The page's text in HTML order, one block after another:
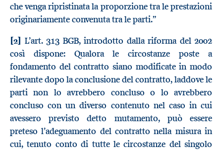
che venga ripristinata la proporzione tra le prestazioni
originariamente convenuta tra le parti.”
[2] L’art. 313 BGB, introdotto dalla riforma del 2002
così dispone: Qualora le circostanze poste a
fondamento del contratto siano modificate in modo
rilevante dopo la conclusione del contratto, laddove le
parti non lo avrebbero concluso o lo avrebbero
concluso con un diverso contenuto nel caso in cui
avessero previsto detto mutamento, può essere
preteso l’adeguamento del contratto nella misura in
cui, tenuto conto di tutte le circostanze del singolo